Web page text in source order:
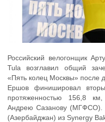
Российский велогонщик
Tula возглавил общий
«Пять колец Москвы» после
Ершов финишировал
протяженностью 156,8
Андрею Сазанову (МГФСО).
(Азербайджан) из Synergy